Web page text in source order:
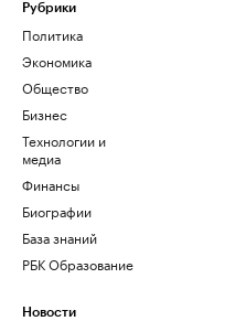
Рубрики
Политика
Экономика
Общество
Бизнес
Технологии и
медиа
Финансы
Биографии
База знаний
РБК Образование
Новости